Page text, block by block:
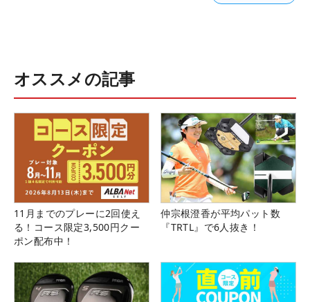
オススメの記事
11月までのプレーに2回使え
る！コース限定3,500円クー
ポン配布中！
仲宗根澄香が平均パット数
『TRTL』で6人抜き！